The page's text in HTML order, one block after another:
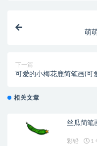
萌
下一篇
可爱的小梅花鹿简笔画(可
相关文章
丝瓜简笔
彩铅 1